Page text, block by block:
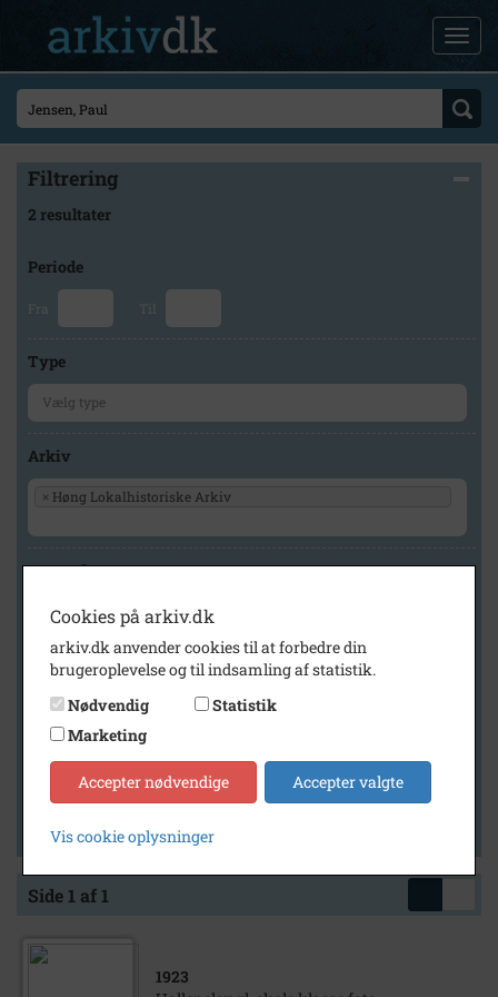
Filtrering
2 resultater
Periode
Fra Til
Type
Arkiv
× Høng Lokalhistoriske Arkiv
Geografi
Generelt
Vis kun med billeder
Vis kun med filmklip
Vis kun med lydklip
Vis kun med kilder
Vis kun med geo-tag
Side 1 af 1
1923
Cookies på arkiv.dk
arkiv.dk anvender cookies til at forbedre din
brugeroplevelse og til indsamling af statistik.
Nødvendig
Statistik
Marketing
Accepter nødvendige Accepter valgte
Vis cookie oplysninger